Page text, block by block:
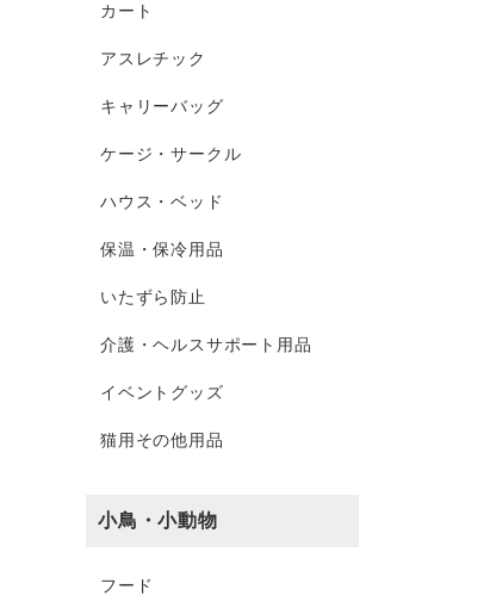
カート
アスレチック
キャリーバッグ
ケージ・サークル
ハウス・ベッド
保温・保冷用品
いたずら防止
介護・ヘルスサポート用品
イベントグッズ
猫用その他用品
小鳥・小動物
フード